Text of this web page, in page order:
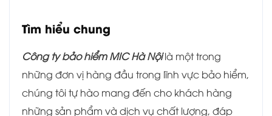
Tìm hiểu chung
Công ty bảo hiểm MIC Hà Nội là một trong
những đơn vị hàng đầu trong lĩnh vực bảo hiểm,
chúng tôi tự hào mang đến cho khách hàng
những sản phẩm và dịch vụ chất lượng, đáp